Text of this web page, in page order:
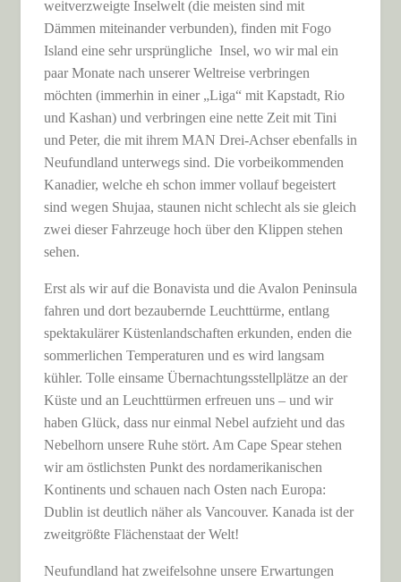
weitverzweigte Inselwelt (die meisten sind mit
Dämmen miteinander verbunden), finden mit Fogo
Island eine sehr ursprüngliche Insel, wo wir mal ein
paar Monate nach unserer Weltreise verbringen
möchten (immerhin in einer „Liga“ mit Kapstadt, Rio
und Kashan) und verbringen eine nette Zeit mit Tini
und Peter, die mit ihrem MAN Drei-Achser ebenfalls in
Neufundland unterwegs sind. Die vorbeikommenden
Kanadier, welche eh schon immer vollauf begeistert
sind wegen Shujaa, staunen nicht schlecht als sie gleich
zwei dieser Fahrzeuge hoch über den Klippen stehen
sehen.
Erst als wir auf die Bonavista und die Avalon Peninsula
fahren und dort bezaubernde Leuchttürme, entlang
spektakulärer Küstenlandschaften erkunden, enden die
sommerlichen Temperaturen und es wird langsam
kühler. Tolle einsame Übernachtungsstellplätze an der
Küste und an Leuchttürmen erfreuen uns – und wir
haben Glück, dass nur einmal Nebel aufzieht und das
Nebelhorn unsere Ruhe stört. Am Cape Spear stehen
wir am östlichsten Punkt des nordamerikanischen
Kontinents und schauen nach Osten nach Europa:
Dublin ist deutlich näher als Vancouver. Kanada ist der
zweitgrößte Flächenstaat der Welt!
Neufundland hat zweifelsohne unsere Erwartungen